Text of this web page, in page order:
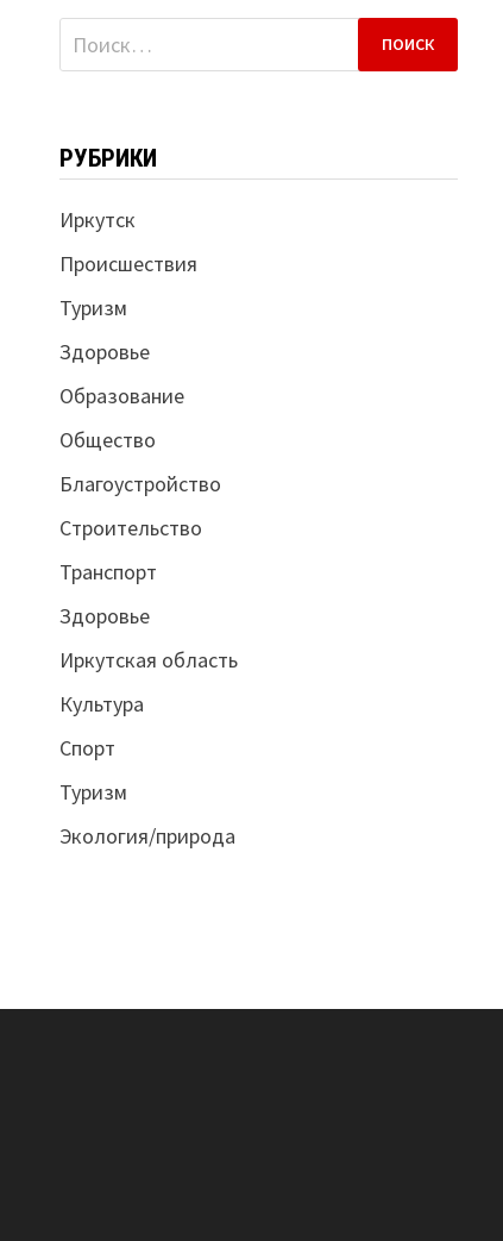
Найти:
РУБРИКИ
Иркутск
Происшествия
Туризм
Здоровье
Образование
Общество
Благоустройство
Строительство
Транспорт
Здоровье
Иркутская область
Культура
Спорт
Туризм
Экология/природа